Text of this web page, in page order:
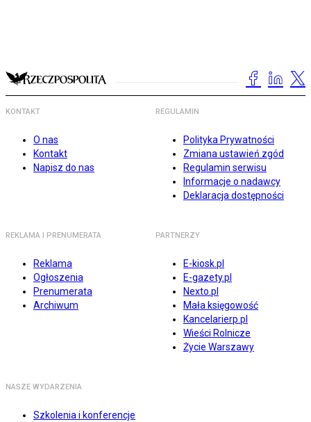
KONTAKT
O nas
Kontakt
Napisz do nas
REGULAMIN
Polityka Prywatności
Zmiana ustawień zgód
Regulamin serwisu
Informacje o nadawcy
Deklaracja dostępności
REKLAMA I PRENUMERATA
Reklama
Ogłoszenia
Prenumerata
Archiwum
PARTNERZY
E-kiosk.pl
E-gazety.pl
Nexto.pl
Mała księgowość
Kancelarierp.pl
Wieści Rolnicze
Życie Warszawy
NASZE WYDARZENIA
Szkolenia i konferencje